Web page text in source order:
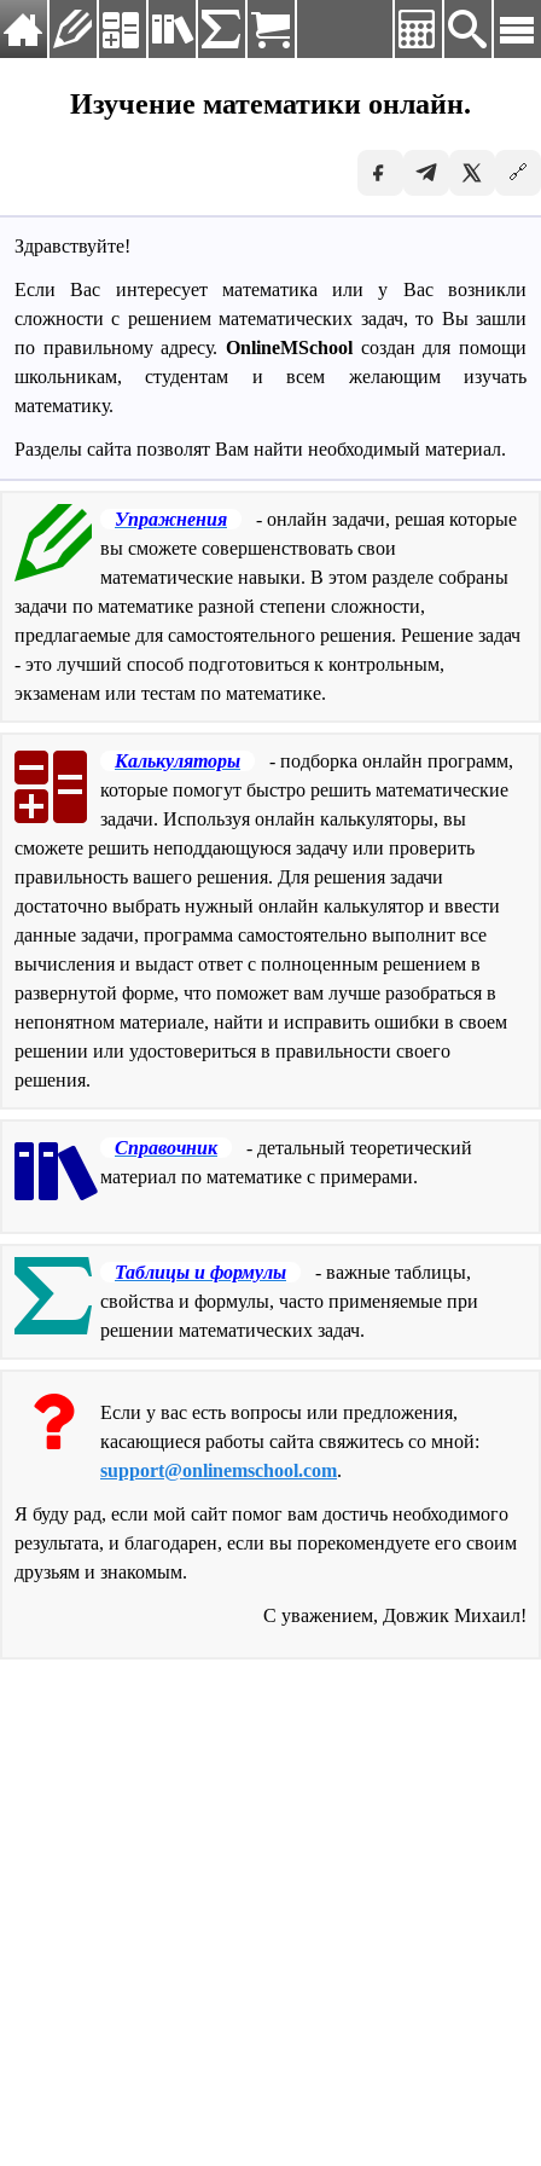
Français
Заказать решение
Изучение математики онлайн.
🔗
Здравствуйте!
Если Вас интересует математика или у Вас возникли
сложности с решением математических задач, то Вы зашли
по правильному адресу. OnlineMSchool создан для помощи
школьникам, студентам и всем желающим изучать
математику.
Разделы сайта позволят Вам найти необходимый материал.
Упражнения
- онлайн задачи, решая которые
вы сможете совершенствовать свои
математические навыки. В этом разделе собраны
задачи по математике разной степени сложности,
предлагаемые для самостоятельного решения. Решение задач
- это лучший способ подготовиться к контрольным,
экзаменам или тестам по математике.
Калькуляторы
- подборка онлайн программ,
которые помогут быстро решить математические
задачи. Используя онлайн калькуляторы, вы
сможете решить неподдающуюся задачу или проверить
правильность вашего решения. Для решения задачи
достаточно выбрать нужный онлайн калькулятор и ввести
данные задачи, программа самостоятельно выполнит все
вычисления и выдаст ответ с полноценным решением в
развернутой форме, что поможет вам лучше разобраться в
непонятном материале, найти и исправить ошибки в своем
решении или удостовериться в правильности своего
решения.
Справочник
- детальный теоретический
материал по математике с примерами.
Таблицы и формулы
- важные таблицы,
свойства и формулы, часто применяемые при
решении математических задач.
Если у вас есть вопросы или предложения,
касающиеся работы сайта свяжитесь со мной:
support@onlinemschool.com.
Я буду рад, если мой сайт помог вам достичь необходимого
результата, и благодарен, если вы порекомендуете его своим
друзьям и знакомым.
С уважением, Довжик Михаил!